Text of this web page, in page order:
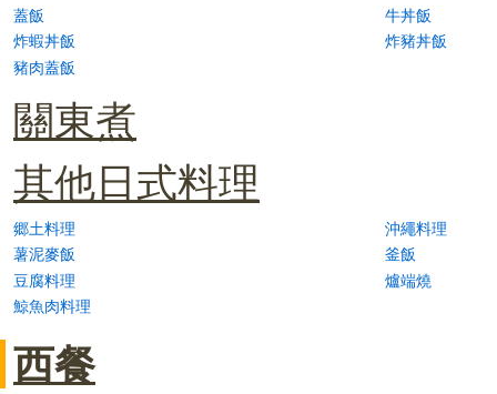
蓋飯
牛丼飯
炸蝦丼飯
炸豬丼飯
豬肉蓋飯
關東煮
其他日式料理
郷土料理
沖繩料理
薯泥麥飯
釜飯
豆腐料理
爐端燒
鯨魚肉料理
西餐